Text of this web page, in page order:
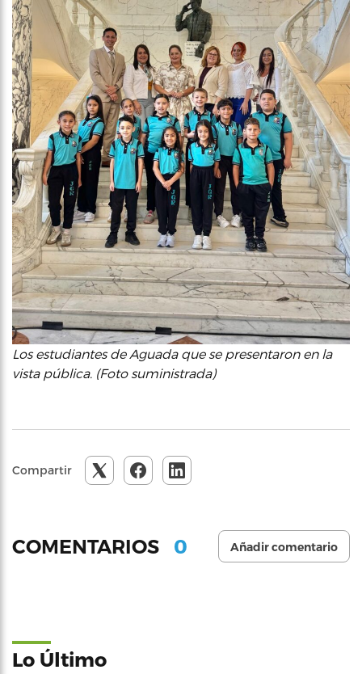
Los estudiantes de Aguada que se presentaron en la
vista pública. (Foto suministrada)
Compartir
COMENTARIOS 0 Añadir comentario
Lo Último